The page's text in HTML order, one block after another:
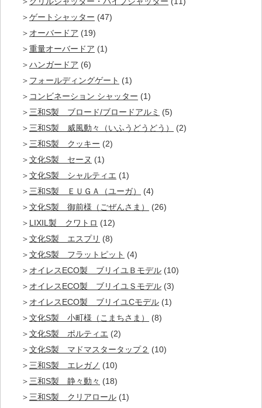
ゲートシャッター (47)
オーバードア (19)
重量オーバードア (1)
ハンガードア (6)
フォールディングゲート (1)
コンビネーション シャッター (1)
三和S製 ブロード/ブロードアルミ (5)
三和S製 威風動々（いふうどうどう）
(2)
三和S製 クッキー (2)
文化S製 セーヌ (1)
文化S製 シャルティエ (1)
三和S製 ＥＵＧＡ（ユーガ）
(4)
文化S製 御前様（ごぜんさま）
(26)
LIXIL製 クワトロ (12)
文化S製 エスプリ (8)
文化S製 フラットピット (4)
オイレスECO製 ブリイユＢモデル (10)
オイレスECO製 ブリイユＳモデル (3)
オイレスECO製 ブリイユCモデル (1)
文化S製 小町様（こまちさま）
(8)
文化S製 ポルティエ (2)
文化S製 マドマスタータップ２ (10)
三和S製 エレガノ (10)
三和S製 静々動々 (18)
三和S製 クリアロール (1)